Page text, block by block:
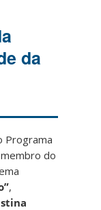
da
Programa
do
,